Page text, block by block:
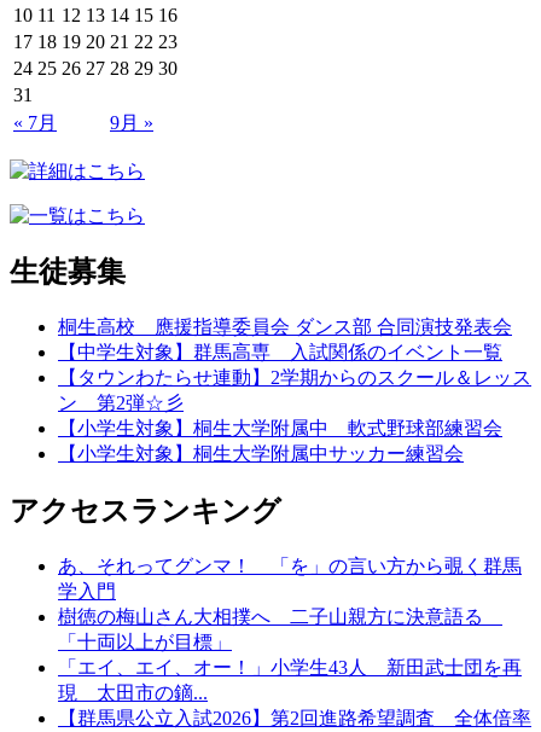
10 11 12 13 14 15 16
17 18 19 20 21 22 23
24 25 26 27 28 29 30
31
« 7月
9月 »
生徒募集
桐生高校 應援指導委員会 ダンス部 合同演技発表会
【中学生対象】群馬高専 入試関係のイベント一覧
【タウンわたらせ連動】2学期からのスクール＆レッス
ン 第2弾☆彡
【小学生対象】桐生大学附属中 軟式野球部練習会
【小学生対象】桐生大学附属中サッカー練習会
アクセスランキング
あ、それってグンマ！ 「を」の言い方から覗く群馬
学入門
樹徳の梅山さん大相撲へ 二子山親方に決意語る
「十両以上が目標」
「エイ、エイ、オー！」小学生43人 新田武士団を再
現 太田市の鏑...
【群馬県公立入試2026】第2回進路希望調査 全体倍率